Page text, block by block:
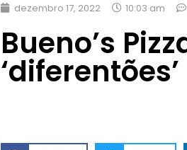
dezembro 17, 2022 10:03 am
Bueno’s
‘diferentões’